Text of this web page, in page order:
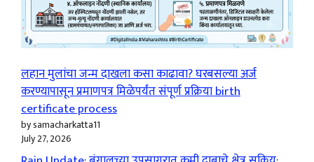
लहान मुलांचा जन्म दाखला कसा काढावा? घरबसल्या अर्ज
करण्यापासून प्रमाणपत्र मिळेपर्यंत संपूर्ण प्रक्रिया birth
certificate process
by samacharkatta11
July 27, 2026